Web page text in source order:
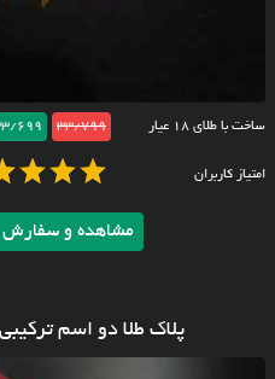
ساخت با طلای ۱۸ عیار 33/799
699
امتیاز کاربران
مشاهده و سفارش
پلاک طلا دو اسم